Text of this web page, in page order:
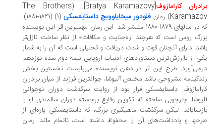
کارامازوف[Bratya Karamazovy].
(
The Brothers
) رمانفئودور میخایلوویچ داستایفسکی
(1) (1821-1881)،‌
که در سالهای 1879-1880 منتشر شد. این رمان مهمترین اثر این نویسنده
روس است که هرچند از«جنایت و مکافات» از نظر ساخت نازل‌تر
دارای آنچنان قوت و شدت دریافت و تحلیلی است که آن را به شمار
از باارزش‌ترین دستاوردهای ادبیات اروپایی نیمه دوم سده نوزدهم
طرح این اثر در ذهن نویسنده می‌بایست نخستین بخش
مشروحی باشد مختص آلیوشا، جوانترین فرزند از میان برادران
داستایفسکی قرار بود از روایت سرگذشت دوران نوجوانی
چارچوبی ساخته که تکوین وقایع برجسته دوران سالمندی او را
لیکن سرگذشت ماهیگیری بزرگ، که داستایفسکی پاره‌ای از
و یادداشت‌های آن را محفوظ داشته است، ناتمام ماند. رمان